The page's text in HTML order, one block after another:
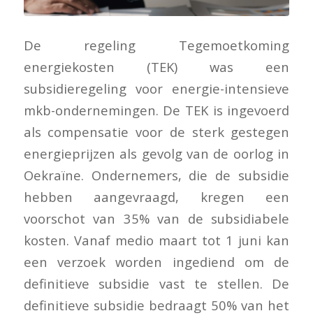
De regeling Tegemoetkoming
energiekosten (TEK) was een
subsidieregeling voor energie-intensieve
mkb-ondernemingen. De TEK is ingevoerd
als compensatie voor de sterk gestegen
energieprijzen als gevolg van de oorlog in
Oekraïne. Ondernemers, die de subsidie
hebben aangevraagd, kregen een
voorschot van 35% van de subsidiabele
kosten. Vanaf medio maart tot 1 juni kan
een verzoek worden ingediend om de
definitieve subsidie vast te stellen. De
definitieve subsidie bedraagt 50% van het